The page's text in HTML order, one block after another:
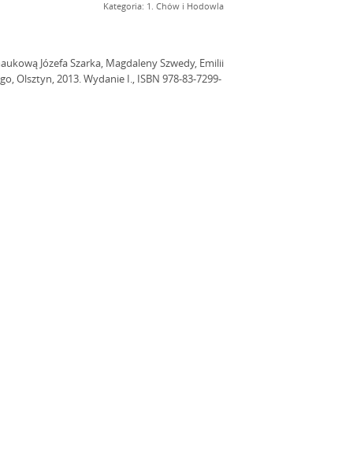
Kategoria: 1. Chów i Hodowla
Józefa Szarka, Magdaleny Szwedy, Emilii
Olsztyn, 2013. Wydanie I., ISBN 978-83-7299-